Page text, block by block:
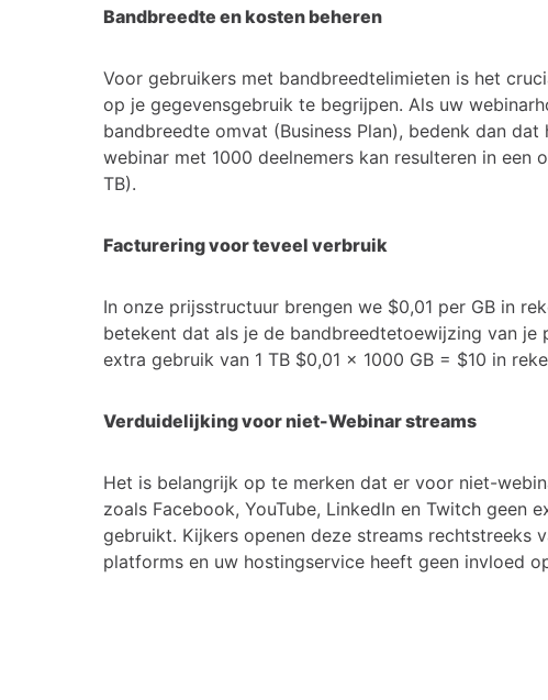
Bandbreedte en kosten beheren
Voor gebruikers met bandbreedtelimieten is het
op je gegevensgebruik te begrijpen. Als uw
bandbreedte omvat (Business Plan), bedenk dan
webinar met 1000 deelnemers kan resulteren in een
TB).
Facturering voor teveel verbruik
In onze prijsstructuur brengen we $0,01 per GB in
betekent dat als je de bandbreedtetoewijzing van je
extra gebruik van 1 TB $0,01 x 1000 GB = $10 in
Verduidelijking voor niet-Webinar streams
Het is belangrijk op te merken dat er voor niet-
zoals Facebook, YouTube, LinkedIn en Twitch geen
gebruikt. Kijkers openen deze streams rechtstreeks
platforms en uw hostingservice heeft geen invloed